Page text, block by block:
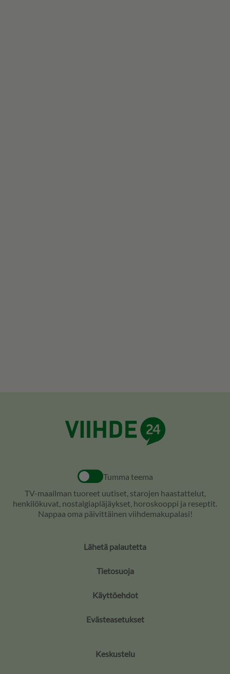
Tumma teema
TV-maailman tuoreet uutiset, starojen haastattelut,
henkilökuvat, nostalgiapläjäykset, horoskooppi ja reseptit.
Nappaa oma päivittäinen viihdemakupalasi!
Lähetä palautetta
Tietosuoja
Käyttöehdot
Evästeasetukset
Keskustelu